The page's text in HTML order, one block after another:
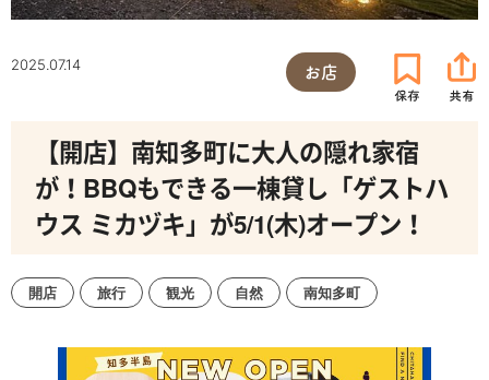
2025.07.14 お店
【開店】南知多町に大人の隠れ家宿
が！BBQもできる一棟貸し「ゲストハ
ウス ミカヅキ」が5/1(木)オープン！
開店 旅行 観光 自然 南知多町